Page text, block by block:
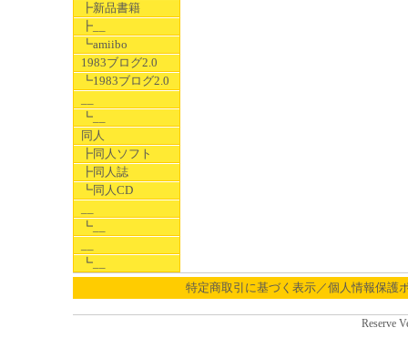
┣新品書籍
┣__
┗amiibo
1983ブログ2.0
┗1983ブログ2.0
┗__
同人
┣同人ソフト
┣同人誌
┗同人CD
┗__
┗__
特定商取引に基づく表示／個人情報保護
Reserve